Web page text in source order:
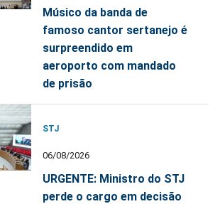
Músico da banda de
famoso cantor sertanejo é
surpreendido em
aeroporto com mandado
de prisão
STJ
06/08/2026
URGENTE: Ministro do STJ
perde o cargo em decisão